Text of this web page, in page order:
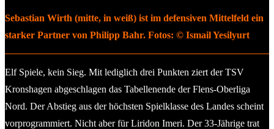
Sebastian Wirth (mitte, in weiß) ist im defensiven Mittelfeld ein
starker Partner von Philipp Bahr. Fotos: © Ismail Yesilyurt
Elf Spiele, kein Sieg. Mit lediglich drei Punkten ziert der TSV
Kronshagen abgeschlagen das Tabellenende der Flens-Oberliga
Nord. Der Abstieg aus der höchsten Spielklasse des Landes scheint
vorprogrammiert. Nicht aber für Liridon Imeri. Der 33-Jährige trat